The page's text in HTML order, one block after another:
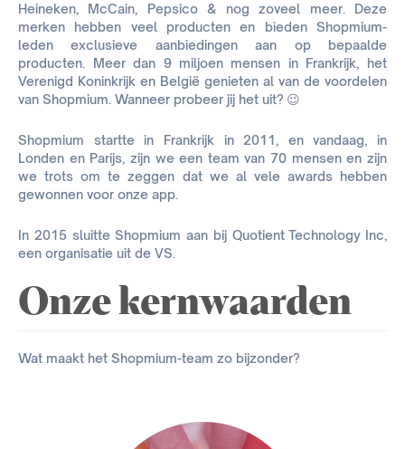
Heineken, McCain, Pepsico & nog zoveel meer. Deze
merken hebben veel producten en bieden Shopmium-
leden exclusieve aanbiedingen aan op bepaalde
producten. Meer dan 9 miljoen mensen in Frankrijk, het
Verenigd Koninkrijk en België genieten al van de voordelen
van Shopmium. Wanneer probeer jij het uit? 😉
Shopmium startte in Frankrijk in 2011, en vandaag, in
Londen en Parijs, zijn we een team van 70 mensen en zijn
we trots om te zeggen dat we al vele awards hebben
gewonnen voor onze app.
In 2015 sluitte Shopmium aan bij Quotient Technology Inc,
een organisatie uit de VS.
Onze kernwaarden
Wat maakt het Shopmium-team zo bijzonder?